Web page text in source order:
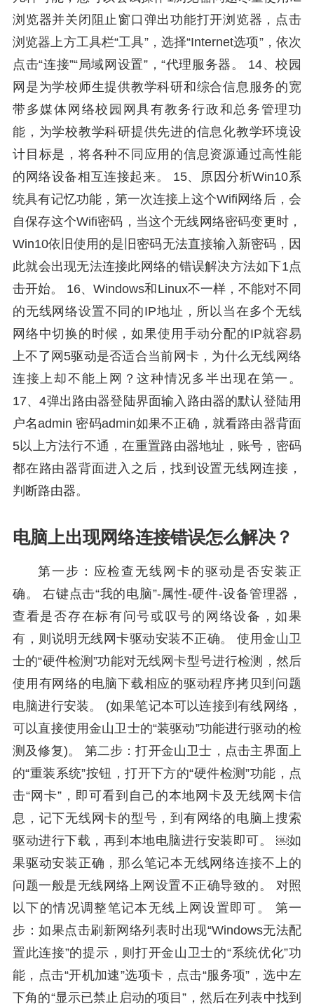
浏览器并关闭阻止窗口弹出功能打开浏览器，点击
浏览器上方工具栏“工具”，选择“Internet选项”，依次
点击“连接”“局域网设置”，“代理服务器。 14、校园
网是为学校师生提供教学科研和综合信息服务的宽
带多媒体网络校园网具有教务行政和总务管理功
能，为学校教学科研提供先进的信息化教学环境设
计目标是，将各种不同应用的信息资源通过高性能
的网络设备相互连接起来。 15、原因分析Win10系
统具有记忆功能，第一次连接上这个Wifi网络后，会
自保存这个Wifi密码，当这个无线网络密码变更时，
Win10依旧使用的是旧密码无法直接输入新密码，因
此就会出现无法连接此网络的错误解决方法如下1点
击开始。 16、Windows和Linux不一样，不能对不同
的无线网络设置不同的IP地址，所以当在多个无线
网络中切换的时候，如果使用手动分配的IP就容易
上不了网5驱动是否适合当前网卡，为什么无线网络
连接上却不能上网？这种情况多半出现在第一。
17、4弹出路由器登陆界面输入路由器的默认登陆用
户名admin 密码admin如果不正确，就看路由器背面
5以上方法行不通，在重置路由器地址，账号，密码
都在路由器背面进入之后，找到设置无线网连接，
判断路由器。
电脑上出现网络连接错误怎么解决？
第一步：应检查无线网卡的驱动是否安装正
确。 右键点击“我的电脑”-属性-硬件-设备管理器，
查看是否存在标有问号或叹号的网络设备，如果
有，则说明无线网卡驱动安装不正确。 使用金山卫
士的“硬件检测”功能对无线网卡型号进行检测，然后
使用有网络的电脑下载相应的驱动程序拷贝到问题
电脑进行安装。 (如果笔记本可以连接到有线网络，
可以直接使用金山卫士的“装驱动”功能进行驱动的检
测及修复)。 第二步：打开金山卫士，点击主界面上
的“重装系统”按钮，打开下方的“硬件检测”功能，点
击“网卡”，即可看到自己的本地网卡及无线网卡信
息，记下无线网卡的型号，到有网络的电脑上搜索
驱动进行下载，再到本地电脑进行安装即可。 ￼如
果驱动安装正确，那么笔记本无线网络连接不上的
问题一般是无线网络上网设置不正确导致的。 对照
以下的情况调整笔记本无线上网设置即可。 第一
步：如果点击刷新网络列表时出现“Windows无法配
置此连接”的提示，则打开金山卫士的“系统优化”功
能，点击“开机加速”选项卡，点击“服务项”，选中左
下角的“显示已禁止启动的项目”，然后在列表中找到